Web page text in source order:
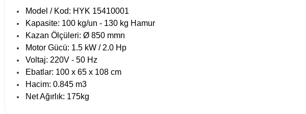
Model / Kod: HYK 15410001
Kapasite: 100 kg/un - 130 kg Hamur
Kazan Ölçüleri: Ø 850 mmn
Motor Gücü: 1.5 kW / 2.0 Hp
Voltaj: 220V - 50 Hz
Ebatlar: 100 x 65 x 108 cm
Hacim: 0.845 m3
Net Ağırlık: 175kg